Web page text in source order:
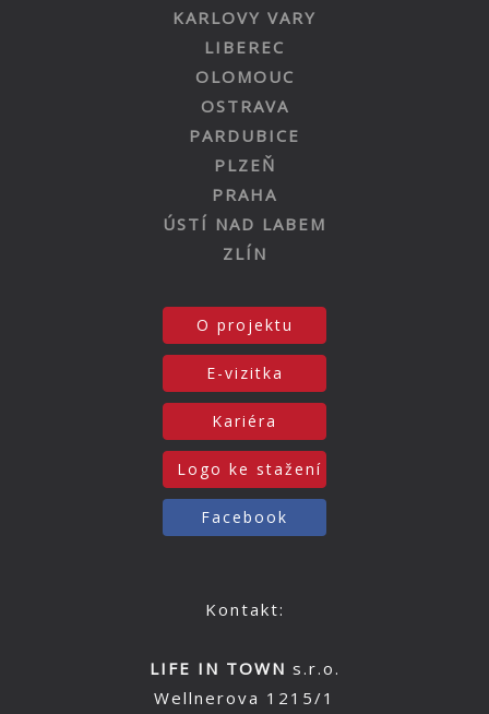
KARLOVY VARY
LIBEREC
OLOMOUC
OSTRAVA
PARDUBICE
PLZEŇ
PRAHA
ÚSTÍ NAD LABEM
ZLÍN
O projektu
E-vizitka
Kariéra
Logo ke stažení
Facebook
Kontakt:
LIFE IN TOWN s.r.o.
Wellnerova 1215/1